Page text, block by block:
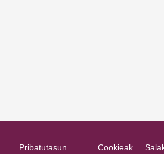
Pribatutasun Cookieak